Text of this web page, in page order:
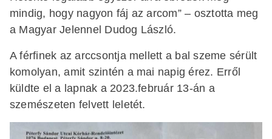
mindig, hogy nagyon fáj az arcom” – osztotta meg
a Magyar Jelennel Dudog László.
A férfinek az arccsontja mellett a bal szeme sérült
komolyan, amit szintén a mai napig érez. Erről
küldte el a lapnak a 2023.február 13-án a
szemészeten felvett leletét.